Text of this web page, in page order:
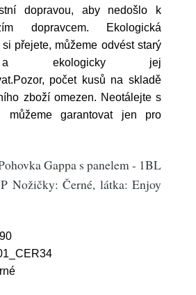
dopravou, aby nedošlo k
dopravcem. Ekologická
přejete, můžeme odvést starý
a ekologicky jej
počet kusů na skladě
zboží omezen. Neotálejte s
můžeme garantovat jen pro
Gappa s panelem - 1BL
Nožičky: Černé, látka: Enjoy